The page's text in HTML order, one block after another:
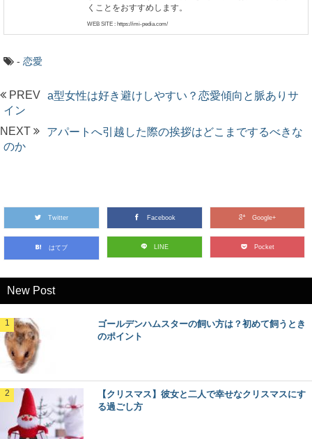
くことをおすすめします。
WEB SITE : https://imi-pedia.com/
- 恋愛
PREV a型女性は好き避けしやすい？恋愛傾向と脈ありサ
イン
NEXT
アパートへ引越した際の挨拶はどこまでするべきな
のか
Twitter Facebook Google+
はてブ LINE Pocket
New Post
ゴールデンハムスターの飼い方は？初めて飼うとき
のポイント
【クリスマス】彼女と二人で幸せなクリスマスにす
る過ごし方